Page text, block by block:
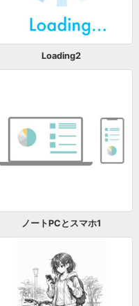
Loading2
ノートPCとスマホ1